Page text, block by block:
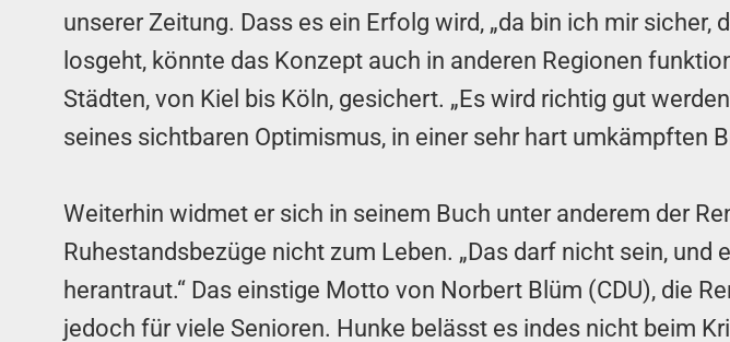
unserer Zeitung. Dass es ein Erfolg wird, „da bin ich mir
losgeht, könnte das Konzept auch in anderen Regionen
Städten, von Kiel bis Köln, gesichert. „Es wird richtig gut
seines sichtbaren Optimismus, in einer sehr hart umkämpften
Weiterhin widmet er sich in seinem Buch unter anderem der
Ruhestandsbezüge nicht zum Leben. „Das darf nicht sein,
herantraut.“ Das einstige Motto von Norbert Blüm (CDU), die
jedoch für viele Senioren. Hunke belässt es indes nicht beim